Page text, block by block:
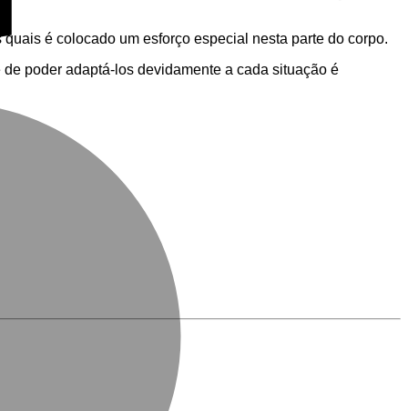
é colocado um esforço especial nesta parte do corpo.
poder adaptá-los devidamente a cada situação é